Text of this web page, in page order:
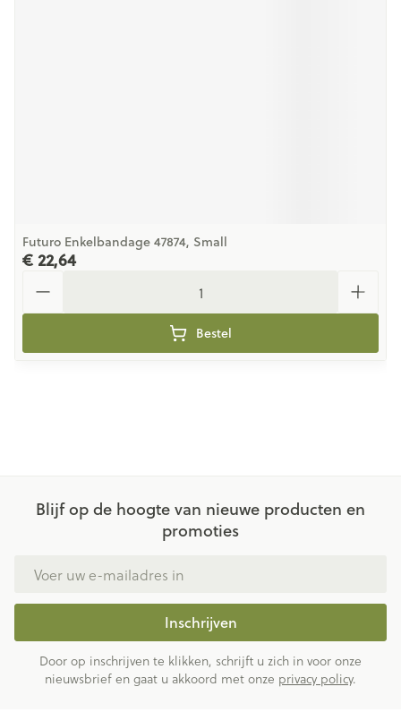
Futuro Enkelbandage 47874, Small
€ 22,64
Bestel
Blijf op de hoogte van nieuwe producten en
promoties
Inschrijven
Door op inschrijven te klikken, schrijft u zich in voor onze
nieuwsbrief en gaat u akkoord met onze privacy policy.